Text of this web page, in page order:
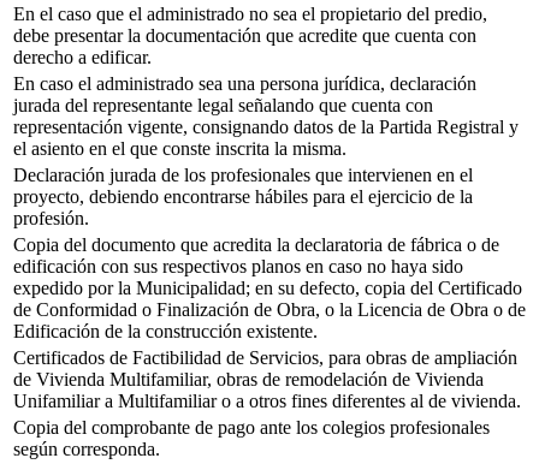
En el caso que el administrado no sea el propietario del predio,
debe presentar la documentación que acredite que cuenta con
derecho a edificar.
En caso el administrado sea una persona jurídica, declaración
jurada del representante legal señalando que cuenta con
representación vigente, consignando datos de la Partida Registral y
el asiento en el que conste inscrita la misma.
Declaración jurada de los profesionales que intervienen en el
proyecto, debiendo encontrarse hábiles para el ejercicio de la
profesión.
Copia del documento que acredita la declaratoria de fábrica o de
edificación con sus respectivos planos en caso no haya sido
expedido por la Municipalidad; en su defecto, copia del Certificado
de Conformidad o Finalización de Obra, o la Licencia de Obra o de
Edificación de la construcción existente.
Certificados de Factibilidad de Servicios, para obras de ampliación
de Vivienda Multifamiliar, obras de remodelación de Vivienda
Unifamiliar a Multifamiliar o a otros fines diferentes al de vivienda.
Copia del comprobante de pago ante los colegios profesionales
según corresponda.